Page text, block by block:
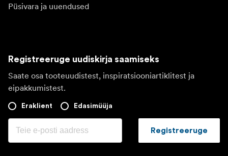
Püsivara ja uuendused
Registreeruge uudiskirja saamiseks
Saate osa tooteuudistest, inspiratsiooniartiklitest ja
eipakkumistest.
Eraklient Edasimüüja
Registreeruge